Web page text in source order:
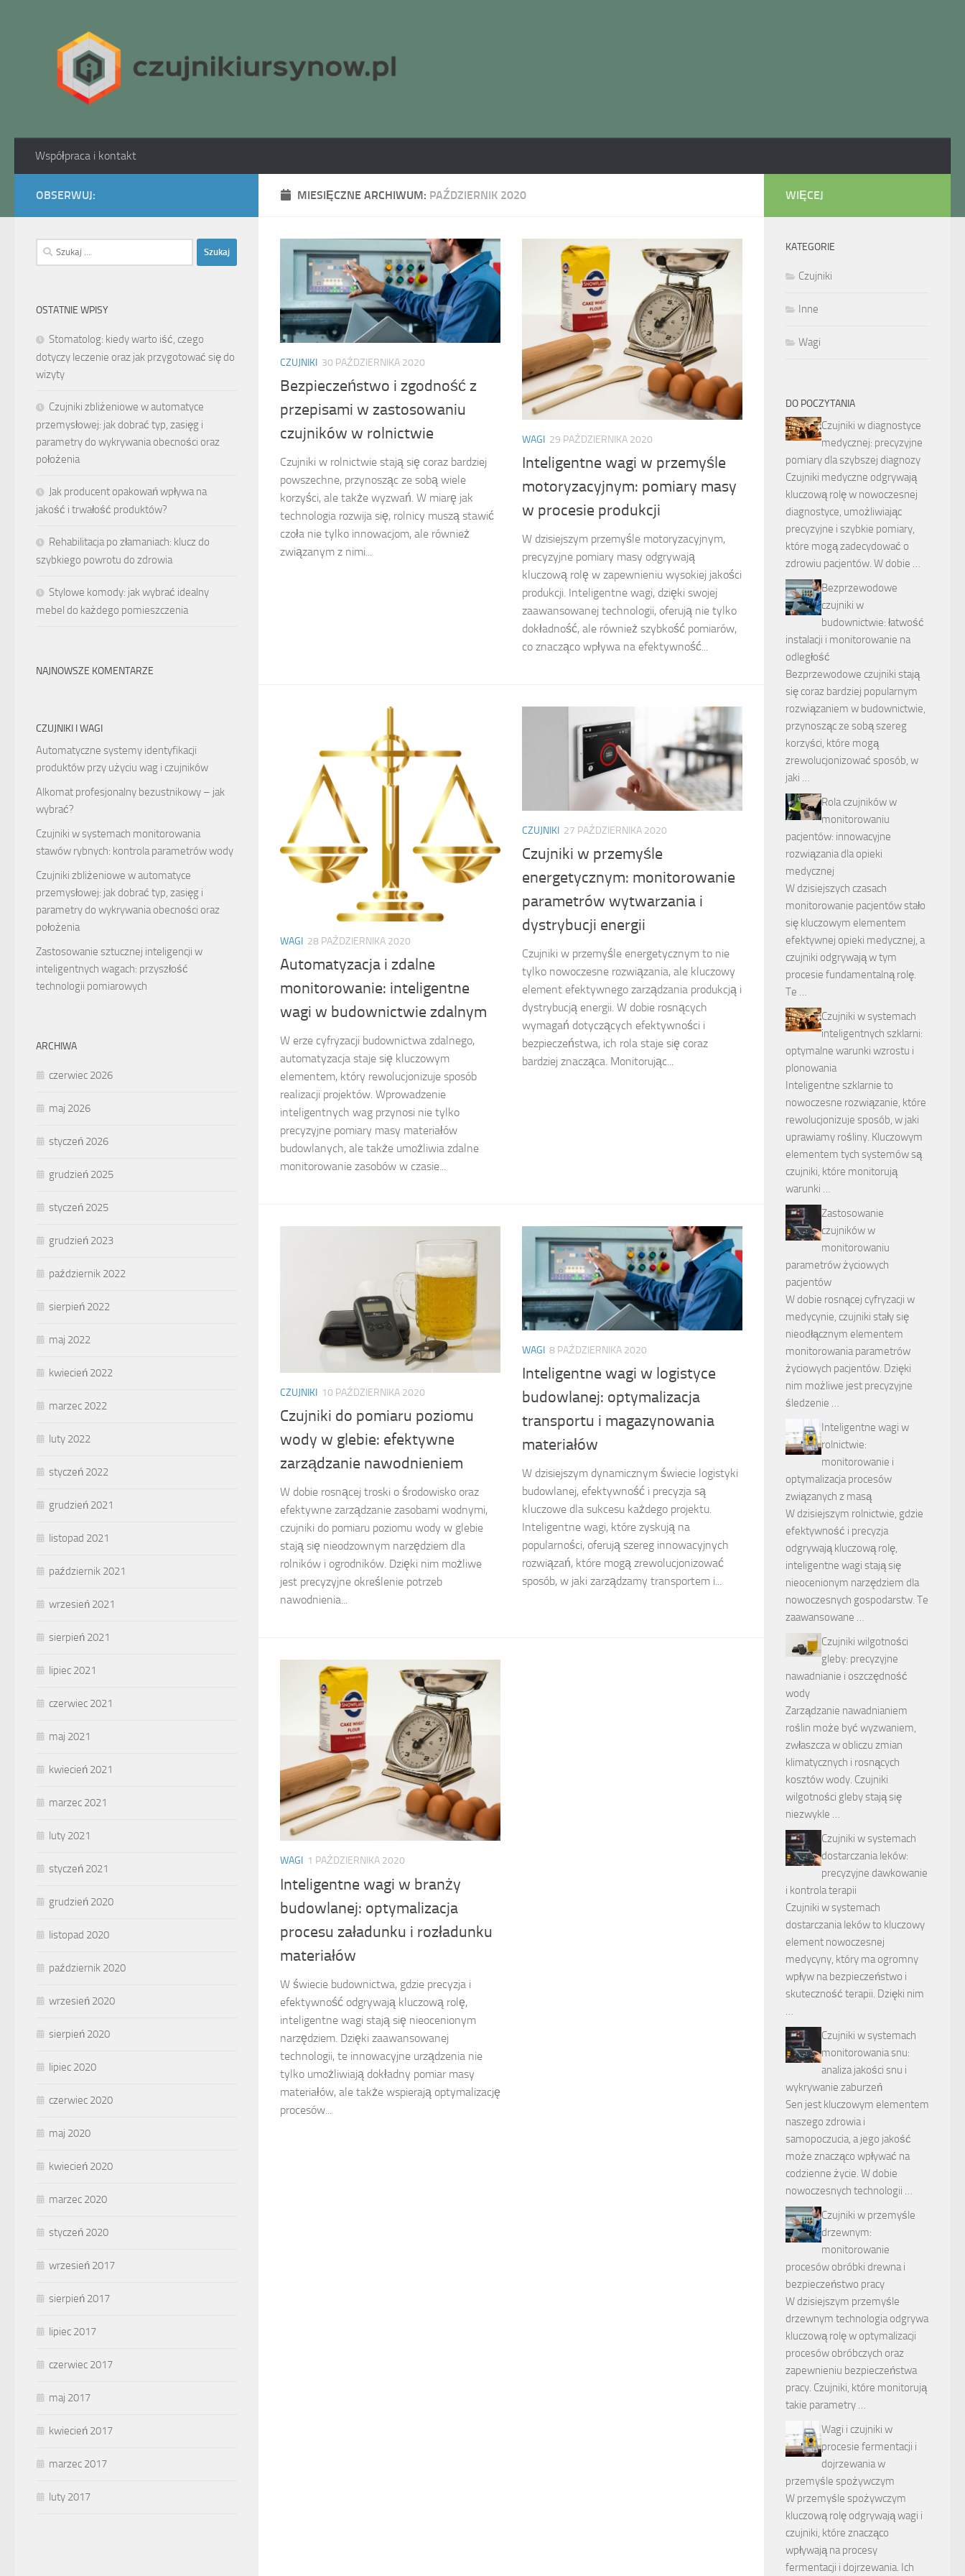
Współpraca i kontakt
MIESIĘCZNE ARCHIWUM: PAŹDZIERNIK 2020
CZUJNIKI 30 PAŹDZIERNIKA 2020
Bezpieczeństwo i zgodność z
przepisami w zastosowaniu
czujników w rolnictwie
Czujniki w rolnictwie stają się coraz bardziej
powszechne, przynosząc ze sobą wiele
korzyści, ale także wyzwań. W miarę jak
technologia rozwija się, rolnicy muszą stawić
czoła nie tylko innowacjom, ale również
związanym z nimi...
WAGI 29 PAŹDZIERNIKA 2020
Inteligentne wagi w przemyśle
motoryzacyjnym: pomiary masy
w procesie produkcji
W dzisiejszym przemyśle motoryzacyjnym,
precyzyjne pomiary masy odgrywają
kluczową rolę w zapewnieniu wysokiej jakości
produkcji. Inteligentne wagi, dzięki swojej
zaawansowanej technologii, oferują nie tylko
dokładność, ale również szybkość pomiarów,
co znacząco wpływa na efektywność...
WAGI 28 PAŹDZIERNIKA 2020
Automatyzacja i zdalne
monitorowanie: inteligentne
wagi w budownictwie zdalnym
W erze cyfryzacji budownictwa zdalnego,
automatyzacja staje się kluczowym
elementem, który rewolucjonizuje sposób
realizacji projektów. Wprowadzenie
inteligentnych wag przynosi nie tylko
precyzyjne pomiary masy materiałów
budowlanych, ale także umożliwia zdalne
monitorowanie zasobów w czasie...
CZUJNIKI 27 PAŹDZIERNIKA 2020
Czujniki w przemyśle
energetycznym: monitorowanie
parametrów wytwarzania i
dystrybucji energii
Czujniki w przemyśle energetycznym to nie
tylko nowoczesne rozwiązania, ale kluczowy
element efektywnego zarządzania produkcją i
dystrybucją energii. W dobie rosnących
wymagań dotyczących efektywności i
bezpieczeństwa, ich rola staje się coraz
bardziej znacząca. Monitorując...
CZUJNIKI 10 PAŹDZIERNIKA 2020
Czujniki do pomiaru poziomu
wody w glebie: efektywne
zarządzanie nawodnieniem
W dobie rosnącej troski o środowisko oraz
efektywne zarządzanie zasobami wodnymi,
czujniki do pomiaru poziomu wody w glebie
stają się nieodzownym narzędziem dla
rolników i ogrodników. Dzięki nim możliwe
jest precyzyjne określenie potrzeb
nawodnienia...
WAGI 8 PAŹDZIERNIKA 2020
Inteligentne wagi w logistyce
budowlanej: optymalizacja
transportu i magazynowania
materiałów
W dzisiejszym dynamicznym świecie logistyki
budowlanej, efektywność i precyzja są
kluczowe dla sukcesu każdego projektu.
Inteligentne wagi, które zyskują na
popularności, oferują szereg innowacyjnych
rozwiązań, które mogą zrewolucjonizować
sposób, w jaki zarządzamy transportem i...
WAGI 1 PAŹDZIERNIKA 2020
Inteligentne wagi w branży
budowlanej: optymalizacja
procesu załadunku i rozładunku
materiałów
W świecie budownictwa, gdzie precyzja i
efektywność odgrywają kluczową rolę,
inteligentne wagi stają się nieocenionym
narzędziem. Dzięki zaawansowanej
technologii, te innowacyjne urządzenia nie
tylko umożliwiają dokładny pomiar masy
materiałów, ale także wspierają optymalizację
procesów...
OBSERWUJ:
Szukaj:
OSTATNIE WPISY
Stomatolog: kiedy warto iść, czego
dotyczy leczenie oraz jak przygotować się do
wizyty
Czujniki zbliżeniowe w automatyce
przemysłowej: jak dobrać typ, zasięg i
parametry do wykrywania obecności oraz
położenia
Jak producent opakowań wpływa na
jakość i trwałość produktów?
Rehabilitacja po złamaniach: klucz do
szybkiego powrotu do zdrowia
Stylowe komody: jak wybrać idealny
mebel do każdego pomieszczenia
NAJNOWSZE KOMENTARZE
CZUJNIKI I WAGI
Automatyczne systemy identyfikacji
produktów przy użyciu wag i czujników
Alkomat profesjonalny bezustnikowy – jak
wybrać?
Czujniki w systemach monitorowania
stawów rybnych: kontrola parametrów wody
Czujniki zbliżeniowe w automatyce
przemysłowej: jak dobrać typ, zasięg i
parametry do wykrywania obecności oraz
położenia
Zastosowanie sztucznej inteligencji w
inteligentnych wagach: przyszłość
technologii pomiarowych
ARCHIWA
czerwiec 2026
maj 2026
styczeń 2026
grudzień 2025
styczeń 2025
grudzień 2023
październik 2022
sierpień 2022
maj 2022
kwiecień 2022
marzec 2022
luty 2022
styczeń 2022
grudzień 2021
listopad 2021
październik 2021
wrzesień 2021
sierpień 2021
lipiec 2021
czerwiec 2021
maj 2021
kwiecień 2021
marzec 2021
luty 2021
styczeń 2021
grudzień 2020
listopad 2020
październik 2020
wrzesień 2020
sierpień 2020
lipiec 2020
czerwiec 2020
maj 2020
kwiecień 2020
marzec 2020
styczeń 2020
wrzesień 2017
sierpień 2017
lipiec 2017
czerwiec 2017
maj 2017
kwiecień 2017
marzec 2017
luty 2017
WIĘCEJ
KATEGORIE
Czujniki
Inne
Wagi
DO POCZYTANIA
Czujniki w diagnostyce
medycznej: precyzyjne
pomiary dla szybszej diagnozy
Czujniki medyczne odgrywają
kluczową rolę w nowoczesnej
diagnostyce, umożliwiając
precyzyjne i szybkie pomiary,
które mogą zadecydować o
zdrowiu pacjentów. W dobie …
Bezprzewodowe
czujniki w
budownictwie: łatwość
instalacji i monitorowanie na
odległość
Bezprzewodowe czujniki stają
się coraz bardziej popularnym
rozwiązaniem w budownictwie,
przynosząc ze sobą szereg
korzyści, które mogą
zrewolucjonizować sposób, w
jaki …
Rola czujników w
monitorowaniu
pacjentów: innowacyjne
rozwiązania dla opieki
medycznej
W dzisiejszych czasach
monitorowanie pacjentów stało
się kluczowym elementem
efektywnej opieki medycznej, a
czujniki odgrywają w tym
procesie fundamentalną rolę.
Te …
Czujniki w systemach
inteligentnych szklarni:
optymalne warunki wzrostu i
plonowania
Inteligentne szklarnie to
nowoczesne rozwiązanie, które
rewolucjonizuje sposób, w jaki
uprawiamy rośliny. Kluczowym
elementem tych systemów są
czujniki, które monitorują
warunki …
Zastosowanie
czujników w
monitorowaniu
parametrów życiowych
pacjentów
W dobie rosnącej cyfryzacji w
medycynie, czujniki stały się
nieodłącznym elementem
monitorowania parametrów
życiowych pacjentów. Dzięki
nim możliwe jest precyzyjne
śledzenie …
Inteligentne wagi w
rolnictwie:
monitorowanie i
optymalizacja procesów
związanych z masą
W dzisiejszym rolnictwie, gdzie
efektywność i precyzja
odgrywają kluczową rolę,
inteligentne wagi stają się
nieocenionym narzędziem dla
nowoczesnych gospodarstw. Te
zaawansowane …
Czujniki wilgotności
gleby: precyzyjne
nawadnianie i oszczędność
wody
Zarządzanie nawadnianiem
roślin może być wyzwaniem,
zwłaszcza w obliczu zmian
klimatycznych i rosnących
kosztów wody. Czujniki
wilgotności gleby stają się
niezwykle …
Czujniki w systemach
dostarczania leków:
precyzyjne dawkowanie
i kontrola terapii
Czujniki w systemach
dostarczania leków to kluczowy
element nowoczesnej
medycyny, który ma ogromny
wpływ na bezpieczeństwo i
skuteczność terapii. Dzięki nim
…
Czujniki w systemach
monitorowania snu:
analiza jakości snu i
wykrywanie zaburzeń
Sen jest kluczowym elementem
naszego zdrowia i
samopoczucia, a jego jakość
może znacząco wpływać na
codzienne życie. W dobie
nowoczesnych technologii …
Czujniki w przemyśle
drzewnym:
monitorowanie
procesów obróbki drewna i
bezpieczeństwo pracy
W dzisiejszym przemyśle
drzewnym technologia odgrywa
kluczową rolę w optymalizacji
procesów obróbczych oraz
zapewnieniu bezpieczeństwa
pracy. Czujniki, które monitorują
takie parametry …
Wagi i czujniki w
procesie fermentacji i
dojrzewania w
przemyśle spożywczym
W przemyśle spożywczym
kluczową rolę odgrywają wagi i
czujniki, które znacząco
wpływają na procesy
fermentacji i dojrzewania. Ich